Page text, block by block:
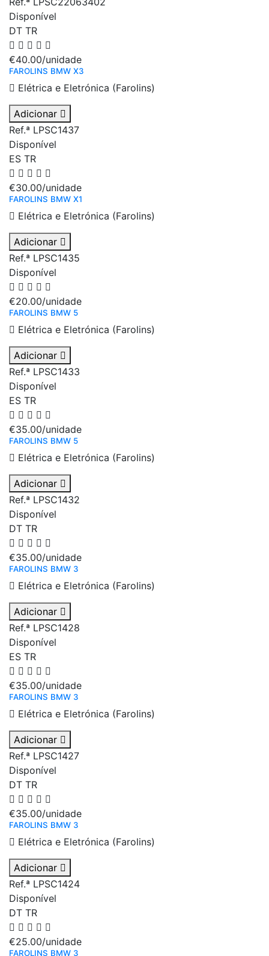
Disponível
DT TR
€40.00/unidade
FAROLINS BMW X3
Elétrica e Eletrónica (Farolins)
Adicionar
Ref.ª LPSC1437
Disponível
ES TR
€30.00/unidade
FAROLINS BMW X1
Elétrica e Eletrónica (Farolins)
Adicionar
Ref.ª LPSC1435
Disponível
€20.00/unidade
FAROLINS BMW 5
Elétrica e Eletrónica (Farolins)
Adicionar
Ref.ª LPSC1433
Disponível
ES TR
€35.00/unidade
FAROLINS BMW 5
Elétrica e Eletrónica (Farolins)
Adicionar
Ref.ª LPSC1432
Disponível
DT TR
€35.00/unidade
FAROLINS BMW 3
Elétrica e Eletrónica (Farolins)
Adicionar
Ref.ª LPSC1428
Disponível
ES TR
€35.00/unidade
FAROLINS BMW 3
Elétrica e Eletrónica (Farolins)
Adicionar
Ref.ª LPSC1427
Disponível
DT TR
€35.00/unidade
FAROLINS BMW 3
Elétrica e Eletrónica (Farolins)
Adicionar
Ref.ª LPSC1424
Disponível
DT TR
€25.00/unidade
FAROLINS BMW 3